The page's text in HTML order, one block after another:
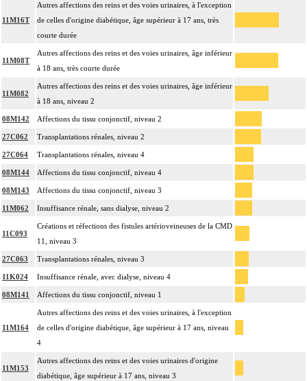
11M16T
Autres affections des reins et des voies urinaires, à l'exception
de celles d'origine diabétique, âge supérieur à 17 ans, très
courte durée
11M08T
Autres affections des reins et des voies urinaires, âge inférieur
à 18 ans, très courte durée
11M082
Autres affections des reins et des voies urinaires, âge inférieur
à 18 ans, niveau 2
08M142 Affections du tissu conjonctif, niveau 2
27C062 Transplantations rénales, niveau 2
27C064 Transplantations rénales, niveau 4
08M144 Affections du tissu conjonctif, niveau 4
08M143 Affections du tissu conjonctif, niveau 3
11M062 Insuffisance rénale, sans dialyse, niveau 2
11C093
Créations et réfections des fistules artérioveineuses de la CMD
11, niveau 3
27C063 Transplantations rénales, niveau 3
11K024 Insuffisance rénale, avec dialyse, niveau 4
08M141 Affections du tissu conjonctif, niveau 1
11M164
Autres affections des reins et des voies urinaires, à l'exception
de celles d'origine diabétique, âge supérieur à 17 ans, niveau
4
11M153
Autres affections des reins et des voies urinaires d'origine
diabétique, âge supérieur à 17 ans, niveau 3